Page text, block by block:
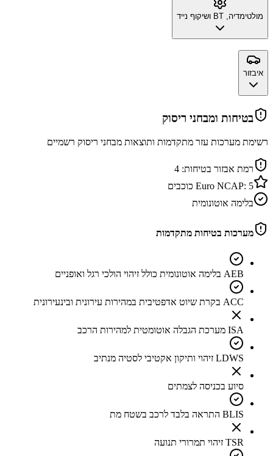
מולטימדיה, BT ושיקוף נייד
איבזור
בטיחות ומבחני ריסוק
רשימת מערכות עזר מתקדמות ותוצאות מבחני ריסוק רשמיים
רמת אבזור בטיחות: 4
Euro NCAP: 5
כוכבים
בלימה אוטונומית
מערכות בטיחות מתקדמות
AEB בלימה אוטונומית כולל זיהוי הולכי רגל ואופניים
ACC בקרת שיוט אדפטיבית במהירות עירונית ובינעירונית
ISA מערכת הגבלה אוטומטית למהירות הרכב
LDWS זיהוי ותיקון אקטיבי לסטיה מנתיב
סיוע בכניסה לצמתים
BLIS התראה בלבד לרכב בשטח מת
TSR זיהוי תמרורי תנועה